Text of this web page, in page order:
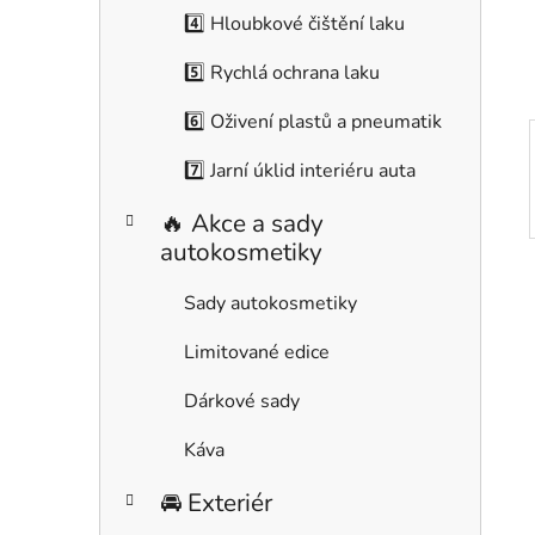
4️⃣ Hloubkové čištění laku
5️⃣ Rychlá ochrana laku
6️⃣ Oživení plastů a pneumatik
7️⃣ Jarní úklid interiéru auta
🔥 Akce a sady
autokosmetiky
Sady autokosmetiky
Limitované edice
Dárkové sady
Káva
🚘 Exteriér